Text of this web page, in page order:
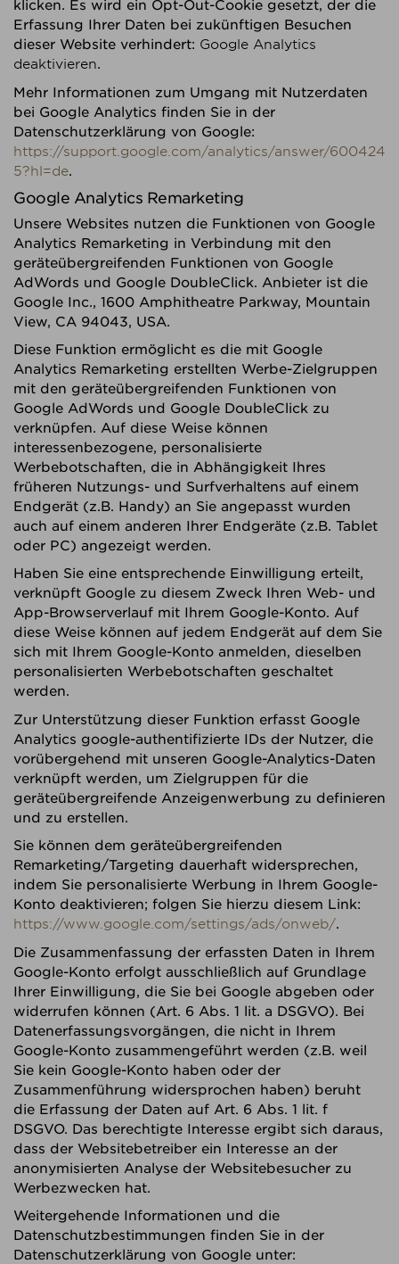
klicken. Es wird ein Opt-Out-Cookie gesetzt, der die
Erfassung Ihrer Daten bei zukünftigen Besuchen
dieser Website verhindert: Google Analytics
deaktivieren.
Mehr Informationen zum Umgang mit Nutzerdaten
bei Google Analytics finden Sie in der
Datenschutzerklärung von Google:
https://support.google.com/analytics/answer/600424
5?hl=de.
Google Analytics Remarketing
Unsere Websites nutzen die Funktionen von Google
Analytics Remarketing in Verbindung mit den
geräteübergreifenden Funktionen von Google
AdWords und Google DoubleClick. Anbieter ist die
Google Inc., 1600 Amphitheatre Parkway, Mountain
View, CA 94043, USA.
Diese Funktion ermöglicht es die mit Google
Analytics Remarketing erstellten Werbe-Zielgruppen
mit den geräteübergreifenden Funktionen von
Google AdWords und Google DoubleClick zu
verknüpfen. Auf diese Weise können
interessenbezogene, personalisierte
Werbebotschaften, die in Abhängigkeit Ihres
früheren Nutzungs- und Surfverhaltens auf einem
Endgerät (z.B. Handy) an Sie angepasst wurden
auch auf einem anderen Ihrer Endgeräte (z.B. Tablet
oder PC) angezeigt werden.
Haben Sie eine entsprechende Einwilligung erteilt,
verknüpft Google zu diesem Zweck Ihren Web- und
App-Browserverlauf mit Ihrem Google-Konto. Auf
diese Weise können auf jedem Endgerät auf dem Sie
sich mit Ihrem Google-Konto anmelden, dieselben
personalisierten Werbebotschaften geschaltet
werden.
Zur Unterstützung dieser Funktion erfasst Google
Analytics google-authentifizierte IDs der Nutzer, die
vorübergehend mit unseren Google-Analytics-Daten
verknüpft werden, um Zielgruppen für die
geräteübergreifende Anzeigenwerbung zu definieren
und zu erstellen.
Sie können dem geräteübergreifenden
Remarketing/Targeting dauerhaft widersprechen,
indem Sie personalisierte Werbung in Ihrem Google-
Konto deaktivieren; folgen Sie hierzu diesem Link:
https://www.google.com/settings/ads/onweb/.
Die Zusammenfassung der erfassten Daten in Ihrem
Google-Konto erfolgt ausschließlich auf Grundlage
Ihrer Einwilligung, die Sie bei Google abgeben oder
widerrufen können (Art. 6 Abs. 1 lit. a DSGVO). Bei
Datenerfassungsvorgängen, die nicht in Ihrem
Google-Konto zusammengeführt werden (z.B. weil
Sie kein Google-Konto haben oder der
Zusammenführung widersprochen haben) beruht
die Erfassung der Daten auf Art. 6 Abs. 1 lit. f
DSGVO. Das berechtigte Interesse ergibt sich daraus,
dass der Websitebetreiber ein Interesse an der
anonymisierten Analyse der Websitebesucher zu
Werbezwecken hat.
Weitergehende Informationen und die
Datenschutzbestimmungen finden Sie in der
Datenschutzerklärung von Google unter: